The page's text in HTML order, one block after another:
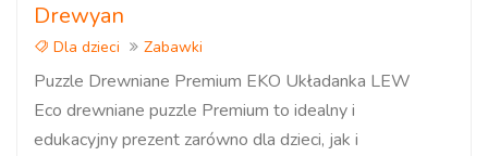
Drewyan
Dla dzieci Zabawki
Puzzle Drewniane Premium EKO Układanka LEW
Eco drewniane puzzle Premium to idealny i
edukacyjny prezent zarówno dla dzieci, jak i